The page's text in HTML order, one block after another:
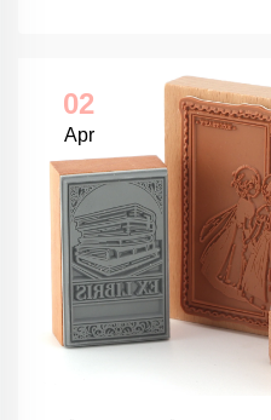
02
Apr